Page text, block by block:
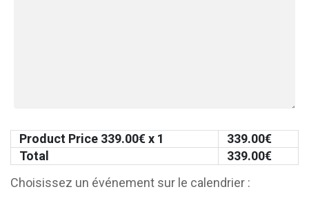
Product Price 339.00€ x 1 339.00€
Total
339.00€
Choisissez un événement sur le calendrier :